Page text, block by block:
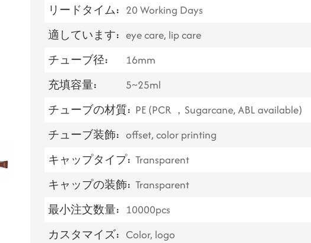
リードタイム: 20 Working Days
適しています: eye care, lip care
チューブ径:
16mm
充填容量:
5~25ml
チューブの材質: PE (PCR ，Sugarcane, ABL available)
チューブ装飾: offset, color printing
キャップタイプ: Transparent
キャップの装飾: Transparent
最小注文数量: 10000pcs
カスタマイズ: Color, logo